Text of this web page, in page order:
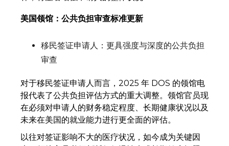
美国领馆：公共负担审查标准更新
移民签证申请人：更具强度与深度的公共负担
审查
对于移民签证申请人而言，2025 年 DOS 的领馆电
报代表了公共负担评估方式的重大调整。领馆官员现
在必须对申请人的财务稳定程度、长期健康状况以及
未来在美国的就业能力进行更全面的评估。
以往对签证影响不大的医疗状况，如今成为关键因